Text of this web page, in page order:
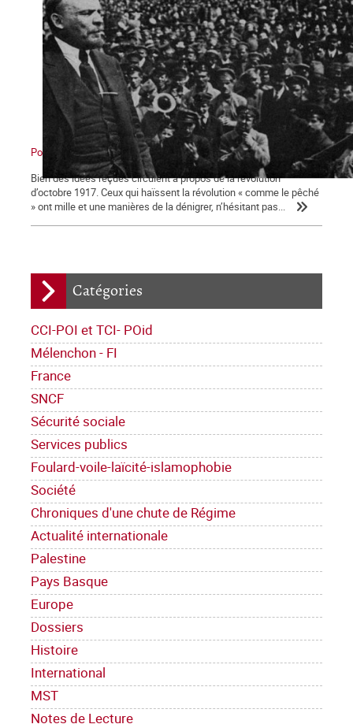
Catégories
CCI-POI et TCI- POid
Mélenchon - FI
France
SNCF
Sécurité sociale
Services publics
Foulard-voile-laïcité-islamophobie
Société
Chroniques d'une chute de Régime
Actualité internationale
Palestine
Pays Basque
Europe
Dossiers
Histoire
International
MST
Notes de Lecture
Pour comprendre la révolution d’Octobre 1917
Bien des idées reçues circulent à propos de la révolution
d’octobre 1917. Ceux qui haïssent la révolution « comme le pêché
» ont mille et une manières de la dénigrer, n’hésitant pas...